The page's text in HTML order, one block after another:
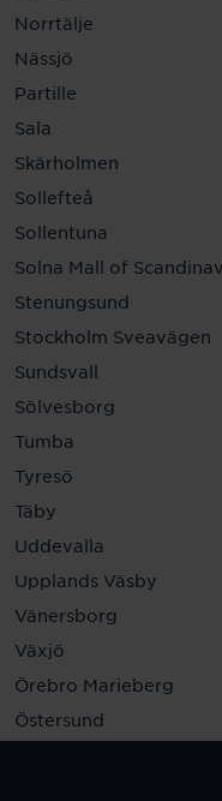
Norrtälje
Nässjö
Partille
Sala
Skärholmen
Sollefteå
Sollentuna
Solna Mall of
Stenungsund
Stockholm Sveavägen
Sundsvall
Sölvesborg
Tumba
Tyresö
Täby
Uddevalla
Upplands Väsby
Vänersborg
Växjö
Örebro Marieberg
Östersund